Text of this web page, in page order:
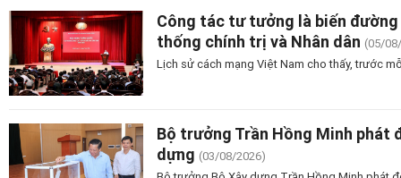
Công tác tư tưởng là biến
thống chính trị và Nhân dân (05/
Lịch sử cách mạng Việt Nam cho thấy, trước
Bộ trưởng Trần Hồng Minh phát
dựng (03/08/2026)